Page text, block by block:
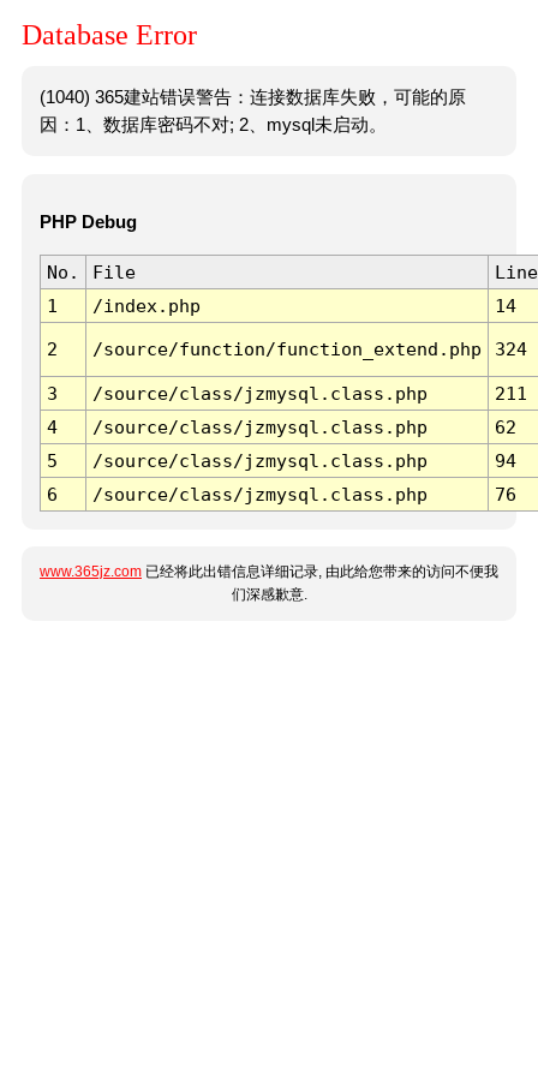
Database Error
(1040) 365建站错误警告：连接数据库失败，可能的原
因：1、数据库密码不对; 2、mysql未启动。
PHP Debug
No. File
Line
1
/index.php 14
2 /source/function/function_extend.php 324
3 /source/class/jzmysql.class.php
211
4
/source/class/jzmysql.class.php
62
5
/source/class/jzmysql.class.php
94
6
/source/class/jzmysql.class.php 76
www.365jz.com 已经将此出错信息详细记录, 由此给您带来的访问不便我
们深感歉意.